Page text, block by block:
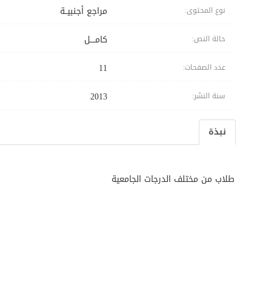
نوع المحتوى: مراجع أجنبيــة
حالة النص: كامــــل
عدد الصفحات: 11
سنة النشر: 2013
نبذة
طلاب من مختلف الدرجات الجامعية